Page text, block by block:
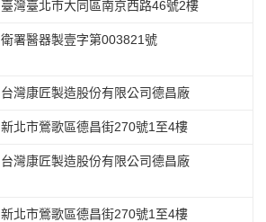
臺灣臺北市大同區南京西路46號2樓
衛署醫器製壹字第003821號
台灣康匠製造股份有限公司德昌廠
新北市鶯歌區德昌街270號1至4樓
台灣康匠製造股份有限公司德昌廠
新北市鶯歌區德昌街270號1至4樓